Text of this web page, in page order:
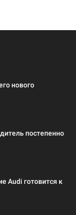
нового
постепенно
Audi готовится к